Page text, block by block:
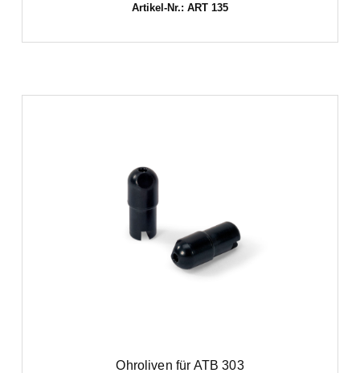
Artikel-Nr.: ART 135
Ohroliven für ATB 303